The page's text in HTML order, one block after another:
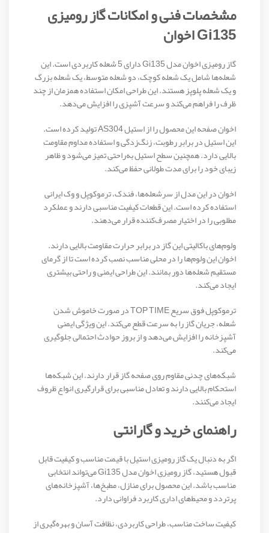
مشخصات فنی و امکانات گاز رومیزی
Gi135 اخوان
گاز رومیزی اخوان مدل Gi135 دارای 5 شعله کاربردی است. این
شعله‌ها شامل یک شعله کوچک، دو شعله متوسط، یک شعله بزرگ
و یک شعله پلوپز هستند. این طراحی امکان استفاده همزمان از چند
ظرف را فراهم می‌کند و سرعت آشپزی را افزایش می‌دهد.
اخوان صفحه این محصول را از استیل AS304 تولید کرده است.
این استیل در برابر رطوبت، زنگ‌زدگی و استفاده مداوم مقاومت
بالایی دارد. همچنین سطح استیل به‌راحتی تمیز می‌شود و ظاهر
زیبای خود را برای مدت طولانی حفظ می‌کند.
اخوان در این مدل از سرشعله‌ها، فندک، ترموکوپل و وک ایرانی
استفاده کرده است. این قطعات کیفیت مناسبی دارند و عملکرد
مطلوبی را در اختیار مصرف‌کننده قرار می‌دهند.
ولوم‌های باکالیتی این گاز در برابر حرارت مقاومت بالایی دارند.
اخوان این ولوم‌ها را در محلی مناسب نصب کرده است تا از گرمای
مستقیم شعله‌ها دور بمانند. این طراحی ایمنی و راحتی بیشتری
ایجاد می‌کند.
ترموکوپل فوق سریع TOP TIME در صورت خاموش شدن
شعله، جریان گاز را به سرعت قطع می‌کند. این ویژگی ایمنی
آشپزخانه را افزایش می‌دهد و از بروز حوادث احتمالی جلوگیری
می‌کند.
شبکه‌های چدنی مقاوم روی صفحه گاز قرار دارند. این شبکه‌ها
استحکام بالایی دارند و تعادل مناسبی برای قرارگیری انواع ظروف
ایجاد می‌کنند.
راهنمای خرید و گارانتی
اگر به دنبال یک گاز رومیزی استیل با قیمت مناسب و کیفیت قابل
قبول هستید، گاز رومیزی اخوان مدل Gi135 می‌تواند انتخابی
مناسب باشد. این محصول برای منازل، مطبخ‌ها، آشپزخانه‌های
پرتردد و محیط‌های اداری کاربرد فراوانی دارد.
کیفیت ساخت مناسب، طراحی کاربردی، نظافت آسان و بهره‌گیری از